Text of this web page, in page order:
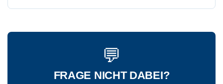
💬
FRAGE NICHT DABEI?